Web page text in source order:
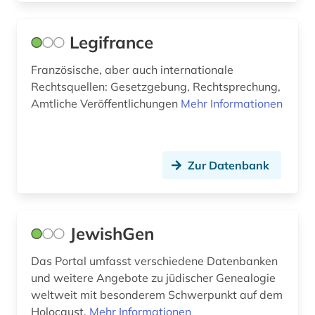
gechichte (1)
geisteswissenschaft (1)
geisteswissenschaften (1)
germanistik (1)
geschichte 1350-1870 (1)
geschichte 1500-2014 (1)
Legifrance
Französische, aber auch internationale
Rechtsquellen: Gesetzgebung, Rechtsprechung,
Amtliche Veröffentlichungen Mehr Informationen
Zur Datenbank
JewishGen
Das Portal umfasst verschiedene Datenbanken
und weitere Angebote zu jüdischer Genealogie
weltweit mit besonderem Schwerpunkt auf dem
Holocaust. Mehr Informationen